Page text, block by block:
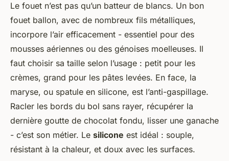
Le fouet n’est pas qu’un batteur de blancs. Un bon
fouet ballon, avec de nombreux fils métalliques,
incorpore l’air efficacement - essentiel pour des
mousses aériennes ou des génoises moelleuses. Il
faut choisir sa taille selon l’usage : petit pour les
crèmes, grand pour les pâtes levées. En face, la
maryse, ou spatule en silicone, est l’anti-gaspillage.
Racler les bords du bol sans rayer, récupérer la
dernière goutte de chocolat fondu, lisser une ganache
- c’est son métier. Le silicone est idéal : souple,
résistant à la chaleur, et doux avec les surfaces.